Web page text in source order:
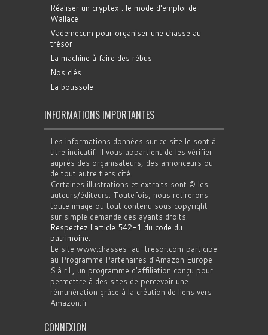
Réaliser un cryptex : le mode d'emploi de
Wallace
Vademecum pour organiser une chasse au
trésor
La machine à faire des rébus
Nos clés
La boussole
INFORMATIONS IMPORTANTES
Les informations données sur ce site le sont à
titre indicatif. Il vous appartient de les vérifier
auprès des organisateurs, des annonceurs ou
de tout autre tiers cité.
Certaines illustrations et extraits sont © les
auteurs/éditeurs. Toutefois, nous retirerons
toute image ou tout contenu sous copyright
sur simple demande des ayants droits.
Respectez l'article 542-1 du code du
patrimoine
Le site www.chasses-au-tresor.com participe
au Programme Partenaires d’Amazon Europe
S.à r.l., un programme d’affiliation conçu pour
permettre à des sites de percevoir une
rémunération grâce à la création de liens vers
Amazon.fr
CONNEXION